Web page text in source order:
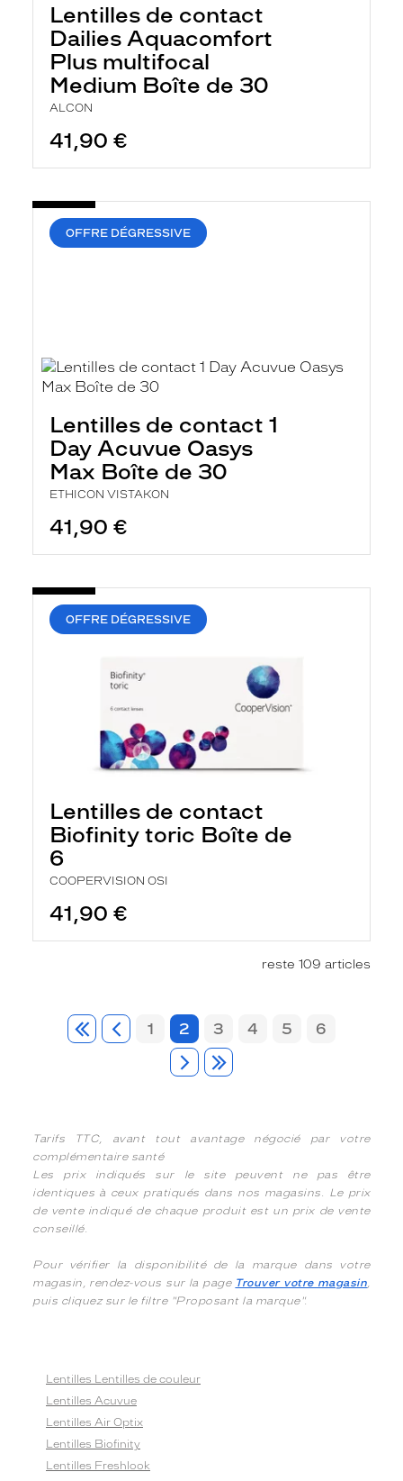
Lentilles de contact
Dailies Aquacomfort
Plus multifocal
Medium Boîte de 30
ALCON
41,90 €
OFFRE DÉGRESSIVE
Lentilles de contact 1
Day Acuvue Oasys
Max Boîte de 30
ETHICON VISTAKON
41,90 €
OFFRE DÉGRESSIVE
Lentilles de contact
Biofinity toric Boîte de
6
COOPERVISION OSI
41,90 €
reste 109 articles
1 2 3 4 5 6
Tarifs TTC, avant tout avantage négocié par votre
complémentaire santé
Les prix indiqués sur le site peuvent ne pas être
identiques à ceux pratiqués dans nos magasins. Le prix
de vente indiqué de chaque produit est un prix de vente
conseillé.
Pour vérifier la disponibilité de la marque dans votre
magasin, rendez-vous sur la page Trouver votre magasin,
puis cliquez sur le filtre "Proposant la marque".
Lentilles Lentilles de couleur
Lentilles Acuvue
Lentilles Air Optix
Lentilles Biofinity
Lentilles Freshlook